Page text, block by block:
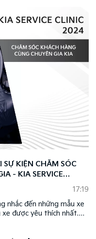
Clinic), tạo điều
tư vấn xe miễn phí với
KIỆN CHĂM SÓC
- KIA SERVICE
17:19
nhắc đến những mẫu xe
được yêu thích nhất.